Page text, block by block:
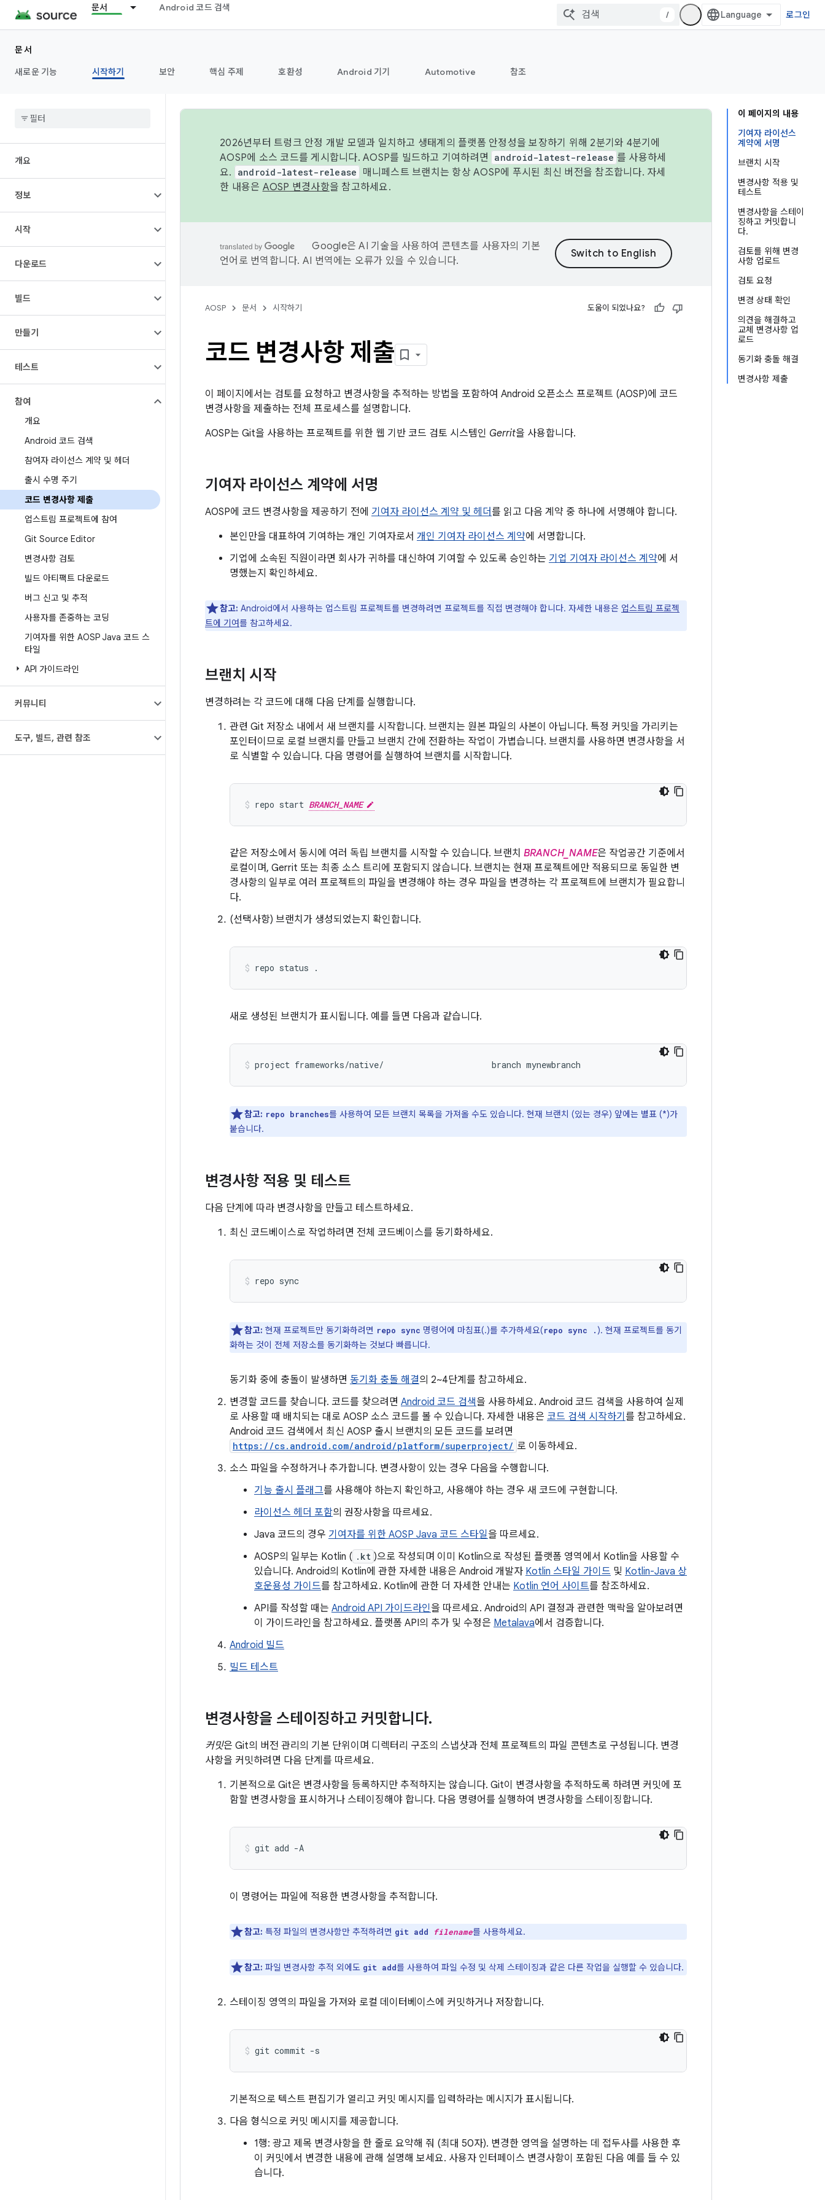
문서 Android 코드 검색
/ 로그인
문서
새로운 기능
시작하기 보안 핵심 주제 호환성 Android 기기 Automotive 참조
개요
정보
시작
다운로드
빌드
만들기
테스트
참여
개요
Android 코드 검색
참여자 라이선스 계약 및 헤더
출시 수명 주기
코드 변경사항 제출
업스트림 프로젝트에 참여
Git Source Editor
변경사항 검토
빌드 아티팩트 다운로드
버그 신고 및 추적
사용자를 존중하는 코딩
기여자를 위한 AOSP Java 코드 스
타일
API 가이드라인
커뮤니티
도구, 빌드, 관련 참조
이 페이지의 내용
기여자 라이선스
계약에 서명
브랜치 시작
변경사항 적용 및
테스트
변경사항을 스테이
징하고 커밋합니
다.
검토를 위해 변경
사항 업로드
검토 요청
변경 상태 확인
의견을 해결하고
교체 변경사항 업
로드
동기화 충돌 해결
변경사항 제출
2026년부터 트렁크 안정 개발 모델과 일치하고 생태계의 플랫폼 안정성을 보장하기 위해 2분기와 4분기에
AOSP에 소스 코드를 게시합니다. AOSP를 빌드하고 기여하려면
android-latest-release 를 사용하세
요.
android-latest-release
매니페스트 브랜치는 항상 AOSP에 푸시된 최신 버전을 참조합니다. 자세
한 내용은 AOSP 변경사항을 참고하세요.
Google은 AI 기술을 사용하여 콘텐츠를 사용자의 기본
언어로 번역합니다. AI 번역에는 오류가 있을 수 있습니다.
AOSP 문서 시작하기 도움이 되었나요?
코드 변경사항 제출
이 페이지에서는 검토를 요청하고 변경사항을 추적하는 방법을 포함하여 Android 오픈소스 프로젝트 (AOSP)에 코드
변경사항을 제출하는 전체 프로세스를 설명합니다.
AOSP는 Git을 사용하는 프로젝트를 위한 웹 기반 코드 검토 시스템인 Gerrit을 사용합니다.
기여자 라이선스 계약에 서명
AOSP에 코드 변경사항을 제공하기 전에 기여자 라이선스 계약 및 헤더를 읽고 다음 계약 중 하나에 서명해야 합니다.
본인만을 대표하여 기여하는 개인 기여자로서 개인 기여자 라이선스 계약에 서명합니다.
기업에 소속된 직원이라면 회사가 귀하를 대신하여 기여할 수 있도록 승인하는 기업 기여자 라이선스 계약에 서
명했는지 확인하세요.
참고: Android에서 사용하는 업스트림 프로젝트를 변경하려면 프로젝트를 직접 변경해야 합니다. 자세한 내용은 업스트림 프로젝
트에 기여를 참고하세요.
브랜치 시작
변경하려는 각 코드에 대해 다음 단계를 실행합니다.
관련 Git 저장소 내에서 새 브랜치를 시작합니다. 브랜치는 원본 파일의 사본이 아닙니다. 특정 커밋을 가리키는
포인터이므로 로컬 브랜치를 만들고 브랜치 간에 전환하는 작업이 가볍습니다. 브랜치를 사용하면 변경사항을 서
로 식별할 수 있습니다. 다음 명령어를 실행하여 브랜치를 시작합니다.
repo start BRANCH_NAME
같은 저장소에서 동시에 여러 독립 브랜치를 시작할 수 있습니다. 브랜치 BRANCH_NAME은 작업공간 기준에서
로컬이며, Gerrit 또는 최종 소스 트리에 포함되지 않습니다. 브랜치는 현재 프로젝트에만 적용되므로 동일한 변
경사항의 일부로 여러 프로젝트의 파일을 변경해야 하는 경우 파일을 변경하는 각 프로젝트에 브랜치가 필요합니
다.
(선택사항) 브랜치가 생성되었는지 확인합니다.
repo status .
새로 생성된 브랜치가 표시됩니다. 예를 들면 다음과 같습니다.
project frameworks/native/ branch mynewbranch
참고: repo branches를 사용하여 모든 브랜치 목록을 가져올 수도 있습니다. 현재 브랜치 (있는 경우) 앞에는 별표 (*)가
붙습니다.
변경사항 적용 및 테스트
다음 단계에 따라 변경사항을 만들고 테스트하세요.
최신 코드베이스로 작업하려면 전체 코드베이스를 동기화하세요.
repo sync
참고: 현재 프로젝트만 동기화하려면 repo sync 명령어에 마침표(.)를 추가하세요(repo sync . ). 현재 프로젝트를 동기
화하는 것이 전체 저장소를 동기화하는 것보다 빠릅니다.
동기화 중에 충돌이 발생하면 동기화 충돌 해결의 2~4단계를 참고하세요.
변경할 코드를 찾습니다. 코드를 찾으려면 Android 코드 검색을 사용하세요. Android 코드 검색을 사용하여 실제
로 사용할 때 배치되는 대로 AOSP 소스 코드를 볼 수 있습니다. 자세한 내용은 코드 검색 시작하기 를 참고하세요.
Android 코드 검색에서 최신 AOSP 출시 브랜치의 모든 코드를 보려면
https://cs.android.com/android/platform/superproject/ 로 이동하세요.
소스 파일을 수정하거나 추가합니다. 변경사항이 있는 경우 다음을 수행합니다.
기능 출시 플래그를 사용해야 하는지 확인하고, 사용해야 하는 경우 새 코드에 구현합니다.
라이선스 헤더 포함의 권장사항을 따르세요.
Java 코드의 경우 기여자를 위한 AOSP Java 코드 스타일을 따르세요.
AOSP의 일부는 Kotlin ( .kt )으로 작성되며 이미 Kotlin으로 작성된 플랫폼 영역에서 Kotlin을 사용할 수
있습니다. Android의 Kotlin에 관한 자세한 내용은 Android 개발자 Kotlin 스타일 가이드 및 Kotlin-Java 상
호운용성 가이드를 참고하세요. Kotlin에 관한 더 자세한 안내는 Kotlin 언어 사이트를 참조하세요.
API를 작성할 때는 Android API 가이드라인을 따르세요. Android의 API 결정과 관련한 맥락을 알아보려면
이 가이드라인을 참고하세요. 플랫폼 API의 추가 및 수정은 Metalava에서 검증합니다.
Android 빌드
빌드 테스트
변경사항을 스테이징하고 커밋합니다.
커밋은 Git의 버전 관리의 기본 단위이며 디렉터리 구조의 스냅샷과 전체 프로젝트의 파일 콘텐츠로 구성됩니다. 변경
사항을 커밋하려면 다음 단계를 따르세요.
기본적으로 Git은 변경사항을 등록하지만 추적하지는 않습니다. Git이 변경사항을 추적하도록 하려면 커밋에 포
함할 변경사항을 표시하거나 스테이징해야 합니다. 다음 명령어를 실행하여 변경사항을 스테이징합니다.
git add -A
이 명령어는 파일에 적용한 변경사항을 추적합니다.
참고: 특정 파일의 변경사항만 추적하려면 git add filename를 사용하세요.
참고: 파일 변경사항 추적 외에도 git add를 사용하여 파일 수정 및 삭제 스테이징과 같은 다른 작업을 실행할 수 있습니다.
스테이징 영역의 파일을 가져와 로컬 데이터베이스에 커밋하거나 저장합니다.
git commit -s
기본적으로 텍스트 편집기가 열리고 커밋 메시지를 입력하라는 메시지가 표시됩니다.
다음 형식으로 커밋 메시지를 제공합니다.
1행: 광고 제목 변경사항을 한 줄로 요약해 줘 (최대 50자). 변경한 영역을 설명하는 데 접두사를 사용한 후
이 커밋에서 변경한 내용에 관해 설명해 보세요. 사용자 인터페이스 변경사항이 포함된 다음 예를 들 수 있
습니다.